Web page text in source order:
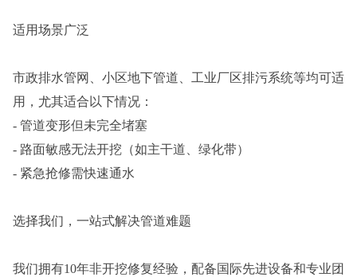
适用场景广泛
市政排水管网、小区地下管道、工业厂区排污系统等均可适
用，尤其适合以下情况：
- 管道变形但未完全堵塞
- 路面敏感无法开挖（如主干道、绿化带）
- 紧急抢修需快速通水
选择我们，一站式解决管道难题
我们拥有10年非开挖修复经验，配备国际先进设备和专业团